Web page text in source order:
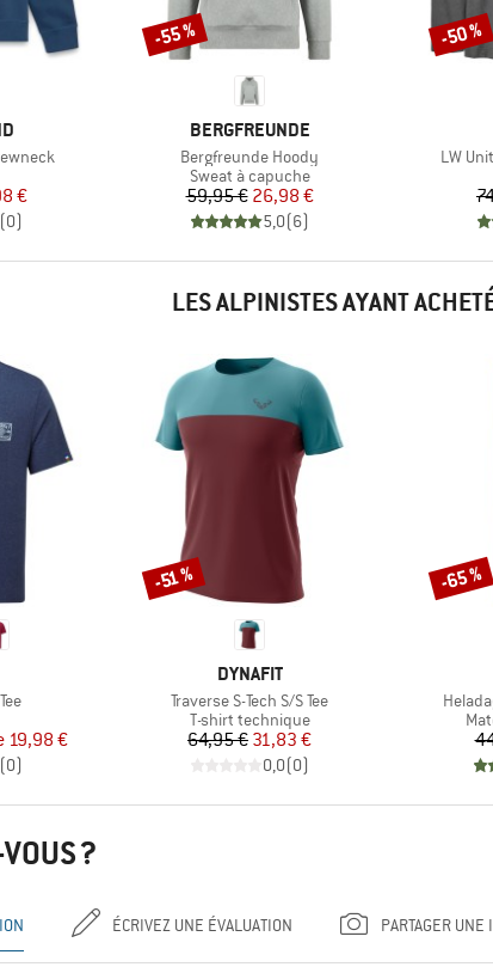
group
€
(0)
MARQUE
BERGFREUNDE
Article
Bergfreunde Hoody
Product group
Sweat à capuche
Prix
59,95 €Prix réduit
26,98 €
5,0(6)
Remise
-55 %
Article
LW
Remise
-50 %
LES ALPINISTES AYANT
19,98 €
(0)
MARQUE
DYNAFIT
Article
Traverse S-Tech S/S Tee
Product group
T-shirt technique
Prix
64,95 €Prix réduit
31,83 €
0,0(0)
Remise
-51 %
Article
Remise
-65 %
?
ÉCRIVEZ UNE ÉVALUATION PARTAGER UNE